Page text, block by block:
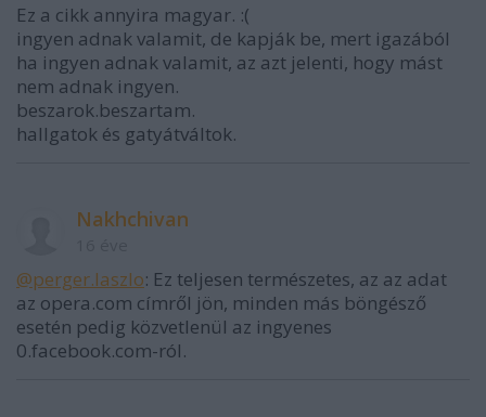
Ez a cikk annyira magyar. :(
ingyen adnak valamit, de kapják be, mert igazából
ha ingyen adnak valamit, az azt jelenti, hogy mást
nem adnak ingyen.
beszarok.beszartam.
hallgatok és gatyátváltok.
Nakhchivan
@perger.laszlo: Ez teljesen természetes, az az adat
az opera.com címről jön, minden más böngésző
esetén pedig közvetlenül az ingyenes
0.facebook.com-ról.